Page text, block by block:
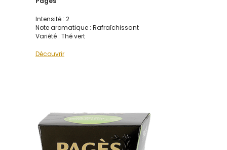
Intensité : 2
Note aromatique : Rafraîchissant
Variété : Thé vert
Découvrir